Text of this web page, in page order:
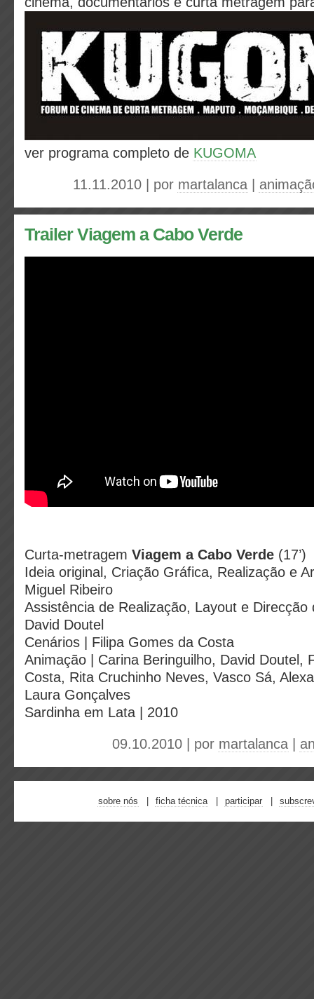
ver programa completo de KUGOMA
11.11.2010 | por martalanca
Trailer Viagem a Cabo Verde
Curta-metragem Viagem a Cabo Verde (17’)
Ideia original, Criação Gráfica, Realização e
Miguel Ribeiro
Assistência de Realização, Layout e Direcção
David Doutel
Cenários | Filipa Gomes da Costa
Animação | Carina Beringuilho, David Doutel,
Costa, Rita Cruchinho Neves, Vasco Sá,
Laura Gonçalves
Sardinha em Lata | 2010
09.10.2010 | por martalanca
sobre nós ficha técnica participar